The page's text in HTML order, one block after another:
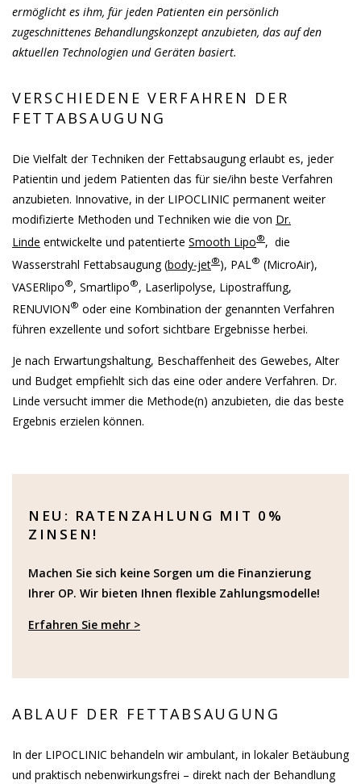
ermöglicht es ihm, für jeden Patienten ein persönlich
zugeschnittenes Behandlungskonzept anzubieten, das auf den
aktuellen Technologien und Geräten basiert.
VERSCHIEDENE VERFAHREN DER
FETTABSAUGUNG
Die Vielfalt der Techniken der Fettabsaugung erlaubt es, jeder
Patientin und jedem Patienten das für sie/ihn beste Verfahren
anzubieten. Innovative, in der LIPOCLINIC permanent weiter
modifizierte Methoden und Techniken wie die von Dr.
Linde entwickelte und patentierte Smooth Lipo®, die
Wasserstrahl Fettabsaugung (body-jet®), PAL® (MicroAir),
VASERlipo®, Smartlipo®, Laserlipolyse, Lipostraffung,
RENUVION® oder eine Kombination der genannten Verfahren
führen exzellente und sofort sichtbare Ergebnisse herbei.
Je nach Erwartungshaltung, Beschaffenheit des Gewebes, Alter
und Budget empfiehlt sich das eine oder andere Verfahren. Dr.
Linde versucht immer die Methode(n) anzubieten, die das beste
Ergebnis erzielen können.
NEU: RATENZAHLUNG MIT 0%
ZINSEN!
Machen Sie sich keine Sorgen um die Finanzierung
Ihrer OP. Wir bieten Ihnen flexible Zahlungsmodelle!
Erfahren Sie mehr >
ABLAUF DER FETTABSAUGUNG
In der LIPOCLINIC behandeln wir ambulant, in lokaler Betäubung
und praktisch nebenwirkungsfrei – direkt nach der Behandlung